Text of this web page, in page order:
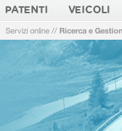
PATENTI VEICOLI
Servizi online // Ricerca e